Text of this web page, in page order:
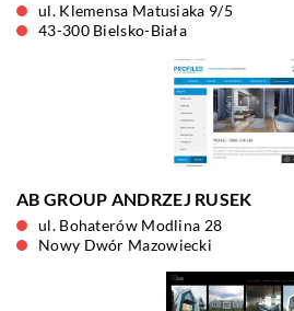
ul. Klemensa Matusiaka 9/5
43-300 Bielsko-Biała
AB GROUP ANDRZEJ RUSEK
ul. Bohaterów Modlina 28
Nowy Dwór Mazowiecki